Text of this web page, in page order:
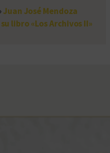
Juan José Mendoza
libro «Los Archivos II»